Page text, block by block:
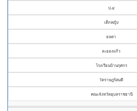
ป.๔
เด็กหญิง
ยลดา
ละอองแก้ว
โรงเรียนบ้านกุศกร
วัดราษฎร์สมดี
คณะจังหวัดอุบลราชธานี